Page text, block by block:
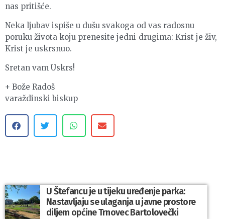
nas pritišće.
Neka ljubav ispiše u dušu svakoga od vas radosnu
poruku života koju prenesite jedni drugima: Krist je živ,
Krist je uskrsnuo.
Sretan vam Uskrs!
+ Bože Radoš
varaždinski biskup
U Štefancu je u tijeku uređenje parka:
Nastavljaju se ulaganja u javne prostore
diljem općine Trnovec Bartolovečki